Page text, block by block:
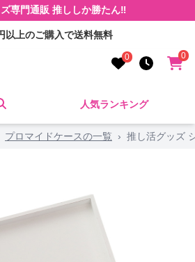
専門通販 推ししか勝たん‼
以上のご購入で送料無料
0 0
人気ランキング
プロマイドケースの一覧 › 推し活グッズ